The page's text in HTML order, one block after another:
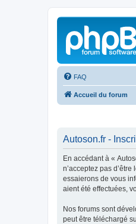
FAQ
Accueil du forum
Autoson.fr -
En accédant à «
n’acceptez pas
essaierons de vous
aient été effectuées,
Nos forums sont
peut être téléchargé